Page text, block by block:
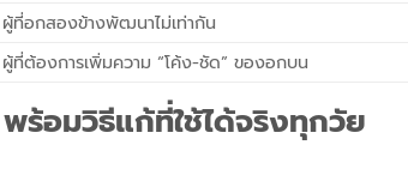
ผู้ที่อกสองข้างพัฒนาไม่เท่ากัน
ผู้ที่ต้องการเพิ่มความ “โค้ง-ชัด” ของอกบน
อมวิธีแก้ที่ใช้ได้จริงทุกวัย